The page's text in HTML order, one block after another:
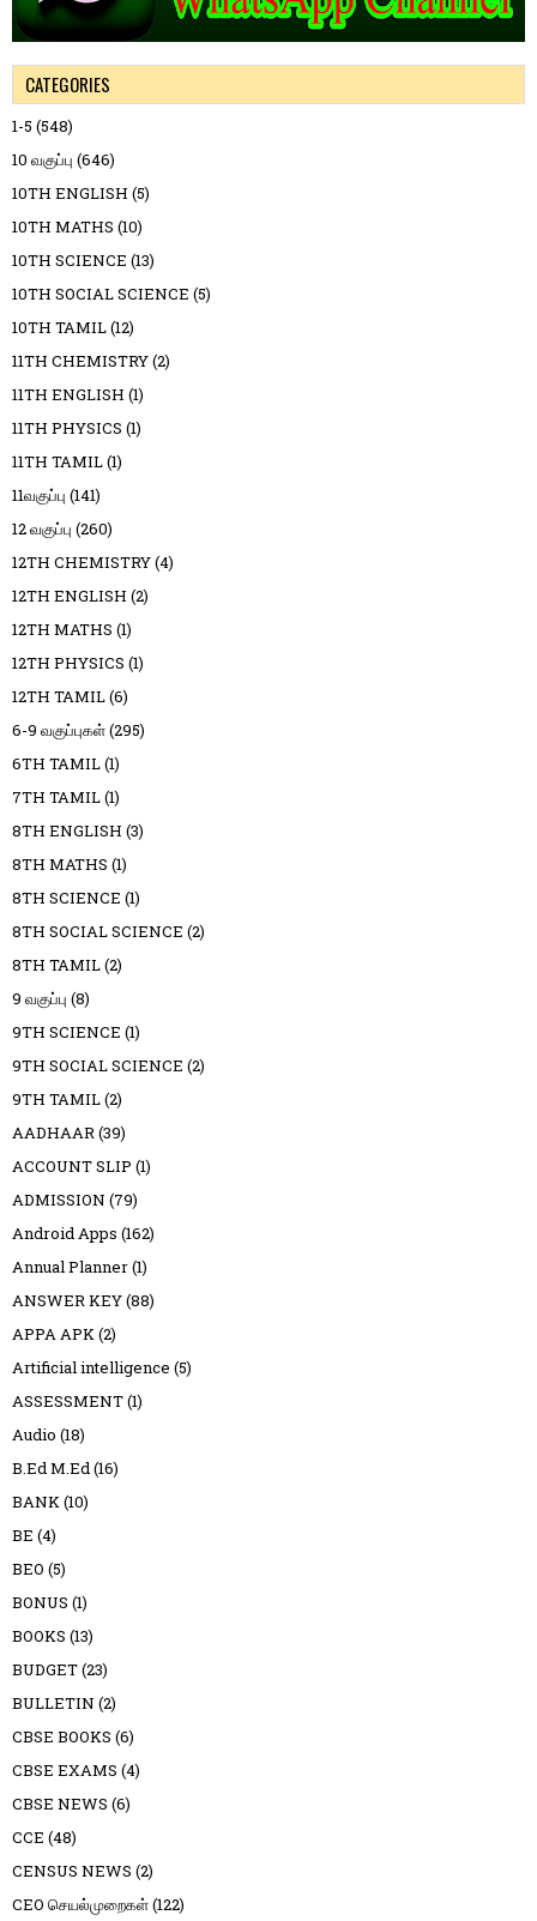
CATEGORIES
1-5 (548)
10 வகுப்பு (646)
10TH ENGLISH (5)
10TH MATHS (10)
10TH SCIENCE (13)
10TH SOCIAL SCIENCE (5)
10TH TAMIL(12)
11TH CHEMISTRY(2)
11TH ENGLISH (1)
11TH PHYSICS (1)
11TH TAMIL(1)
11வகுப்பு (141)
12 வகுப்பு (260)
12TH CHEMISTRY(4)
12TH ENGLISH (2)
12TH MATHS (1)
12TH PHYSICS (1)
12TH TAMIL(6)
6-9 வகுப்புகள்(295)
6TH TAMIL(1)
7TH TAMIL(1)
8TH ENGLISH (3)
8TH MATHS (1)
8TH SCIENCE (1)
8TH SOCIAL SCIENCE (2)
8TH TAMIL(2)
9 வகுப்பு (8)
9TH SCIENCE (1)
9TH SOCIAL SCIENCE (2)
9TH TAMIL(2)
AADHAAR(39)
ACCOUNT SLIP (1)
ADMISSION (79)
Android Apps (162)
Annual Planner(1)
ANSWER KEY(88)
APPA APK(2)
Artificial intelligence (5)
ASSESSMENT(1)
Audio (18)
B.Ed M.Ed(16)
BANK(10)
BE (4)
BEO (5)
BONUS (1)
BOOKS (13)
BUDGET(23)
BULLETIN (2)
CBSE BOOKS (6)
CBSE EXAMS (4)
CBSE NEWS (6)
CCE (48)
CENSUS NEWS (2)
CEO செயல்முறைகள்(122)